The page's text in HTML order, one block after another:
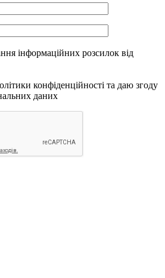
інформаційних розсилок від
конфіденційності та даю згоду
даних